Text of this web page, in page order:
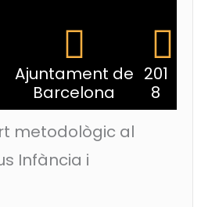
Ajuntament de
Barcelona
201
8
metodològic al
Infància i